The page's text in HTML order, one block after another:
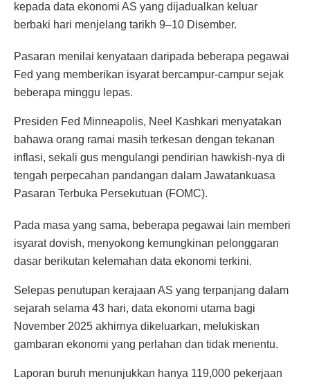
kepada data ekonomi AS yang dijadualkan keluar
berbaki hari menjelang tarikh 9–10 Disember.
Pasaran menilai kenyataan daripada beberapa pegawai
Fed yang memberikan isyarat bercampur-campur sejak
beberapa minggu lepas.
Presiden Fed Minneapolis, Neel Kashkari menyatakan
bahawa orang ramai masih terkesan dengan tekanan
inflasi, sekali gus mengulangi pendirian hawkish-nya di
tengah perpecahan pandangan dalam Jawatankuasa
Pasaran Terbuka Persekutuan (FOMC).
Pada masa yang sama, beberapa pegawai lain memberi
isyarat dovish, menyokong kemungkinan pelonggaran
dasar berikutan kelemahan data ekonomi terkini.
Selepas penutupan kerajaan AS yang terpanjang dalam
sejarah selama 43 hari, data ekonomi utama bagi
November 2025 akhirnya dikeluarkan, melukiskan
gambaran ekonomi yang perlahan dan tidak menentu.
Laporan buruh menunjukkan hanya 119,000 pekerjaan